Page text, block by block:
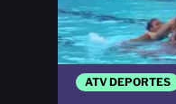
ATV DEPORTES